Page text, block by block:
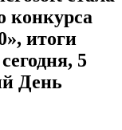
конкурса
итоги
5
День